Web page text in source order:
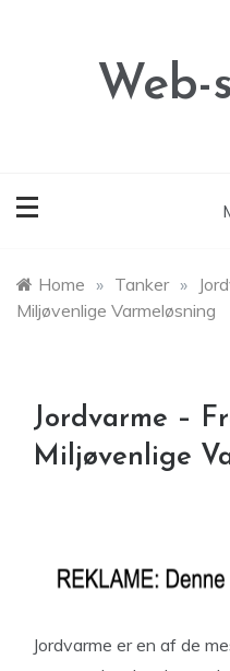
Web-
Home » Tanker »
Miljøvenlige Varmeløsning
Jordvarme –
Miljøvenlige
Jordvarme er en af de